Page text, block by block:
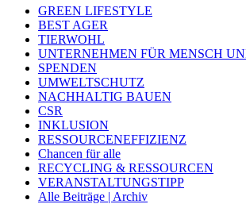
GREEN LIFESTYLE
BEST AGER
TIERWOHL
UNTERNEHMEN FÜR MENSCH
SPENDEN
UMWELTSCHUTZ
NACHHALTIG BAUEN
CSR
INKLUSION
RESSOURCENEFFIZIENZ
Chancen für alle
RECYCLING & RESSOURCEN
VERANSTALTUNGSTIPP
Alle Beiträge | Archiv